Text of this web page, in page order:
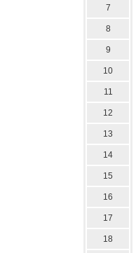
7
8
9
10
11
12
13
14
15
16
17
18